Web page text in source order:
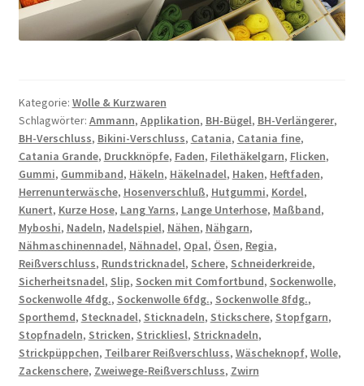
Kategorie: Wolle & Kurzwaren
Schlagwörter: Ammann, Applikation, BH-Bügel, BH-Verlängerer,
BH-Verschluss, Bikini-Verschluss, Catania, Catania fine,
Catania Grande, Druckknöpfe, Faden, Filethäkelgarn, Flicken,
Gummi, Gummiband, Häkeln, Häkelnadel, Haken, Heftfaden,
Herrenunterwäsche, Hosenverschluß, Hutgummi, Kordel,
Kunert, Kurze Hose, Lang Yarns, Lange Unterhose, Maßband,
Myboshi, Nadeln, Nadelspiel, Nähen, Nähgarn,
Nähmaschinennadel, Nähnadel, Opal, Ösen, Regia,
Reißverschluss, Rundstricknadel, Schere, Schneiderkreide,
Sicherheitsnadel, Slip, Socken mit Comfortbund, Sockenwolle,
Sockenwolle 4fdg., Sockenwolle 6fdg., Sockenwolle 8fdg.,
Sporthemd, Stecknadel, Sticknadeln, Stickschere, Stopfgarn,
Stopfnadeln, Stricken, Strickliesl, Stricknadeln,
Strickpüppchen, Teilbarer Reißverschluss, Wäscheknopf, Wolle,
Zackenschere, Zweiwege-Reißverschluss, Zwirn